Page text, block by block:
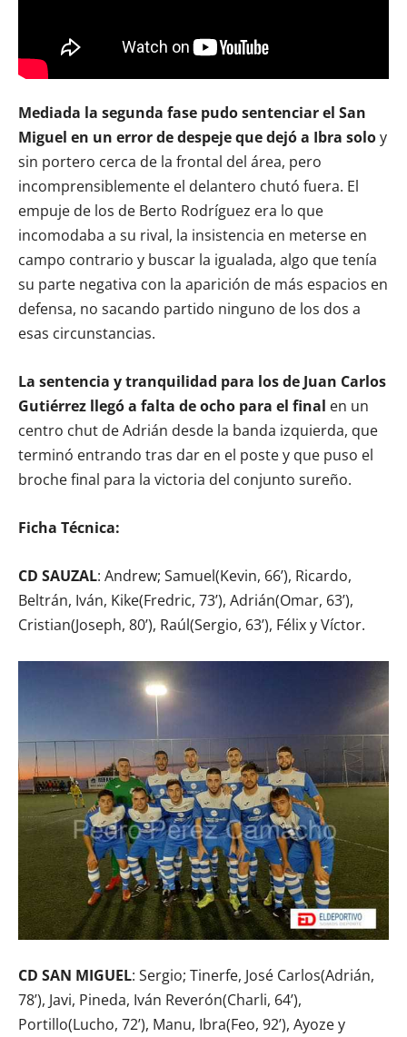
Mediada la segunda fase pudo sentenciar el San
Miguel en un error de despeje que dejó a Ibra soloy
sin portero cerca de la frontal del área, pero
incomprensiblemente el delantero chutó fuera. El
empuje de los de Berto Rodríguez era lo que
incomodaba a su rival, la insistencia en meterse en
campo contrario y buscar la igualada, algo que tenía
su parte negativa con la aparición de más espacios en
defensa, no sacando partido ninguno de los dos a
esas circunstancias.
La sentencia y tranquilidad para los de Juan Carlos
Gutiérrez llegó a falta de ocho para el final en un
centro chut de Adrián desde la banda izquierda, que
terminó entrando tras dar en el poste y que puso el
broche final para la victoria del conjunto sureño.
Ficha Técnica:
CD SAUZAL: Andrew; Samuel(Kevin, 66’), Ricardo,
Beltrán, Iván, Kike(Fredric, 73’), Adrián(Omar, 63’),
Cristian(Joseph, 80’), Raúl(Sergio, 63’), Félix y Víctor.
CD SAN MIGUEL: Sergio; Tinerfe, José Carlos(Adrián,
78’), Javi, Pineda, Iván Reverón(Charli, 64’),
Portillo(Lucho, 72’), Manu, Ibra(Feo, 92’), Ayoze y